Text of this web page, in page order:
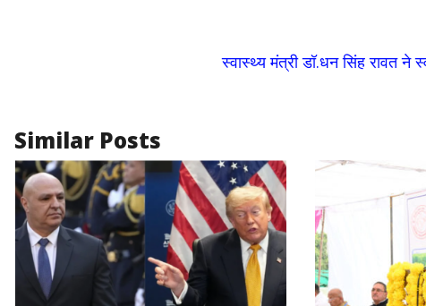
स्वास्थ्य मंत्री डॉ.धन सिंह रावत ने
Similar Posts